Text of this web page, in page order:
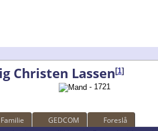
Christen Lassen [1]
- 1721
Familie GEDCOM Foreslå